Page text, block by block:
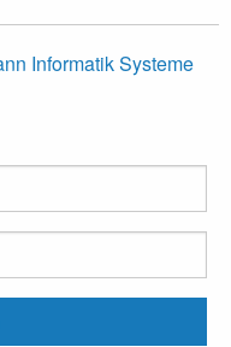
Informatik Systeme